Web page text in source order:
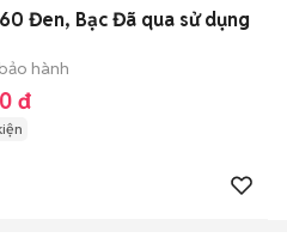
Đen, Bạc Đã qua sử dụng
hành
đ